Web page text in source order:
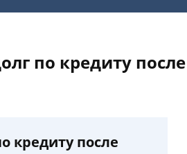
по кредиту
кредиту после